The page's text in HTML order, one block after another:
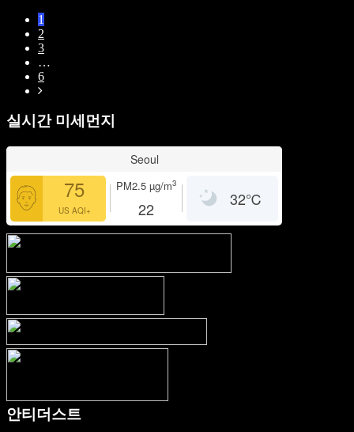
1
2
3
…
6
실시간 미세먼지
Seoul
75
US AQI+
PM2.5 µg/m3
22
32℃
안티더스트